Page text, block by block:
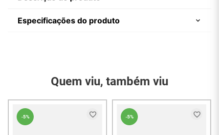
Adaptador displayport para hdmi - 413
Especificações do produto
Garantia do
3 Meses
01 - Adaptador
displayport para hdmi
Quem viu, também viu
-5% -5%